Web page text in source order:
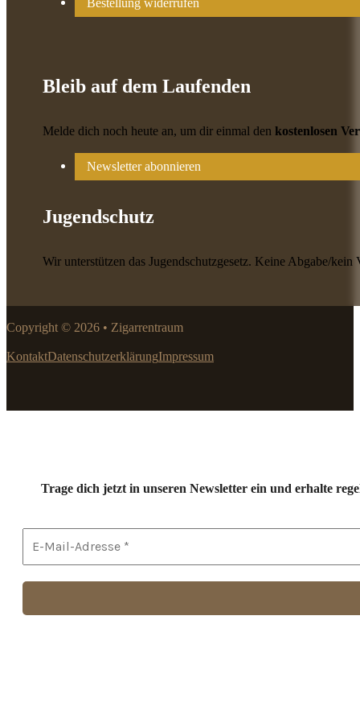
Bleib auf dem Laufenden
Melde dich noch heute an, um dir einmal denkostenlosen
Newsletter abonnieren
Jugendschutz
Wir unterstützen das Jugendschutzgesetz. Keine Abgabe/
Copyright © 2026 • Zigarrentraum
KontaktDatenschutzerklärungImpressum
Trage dich jetzt in unseren Newsletter ein und erhalte